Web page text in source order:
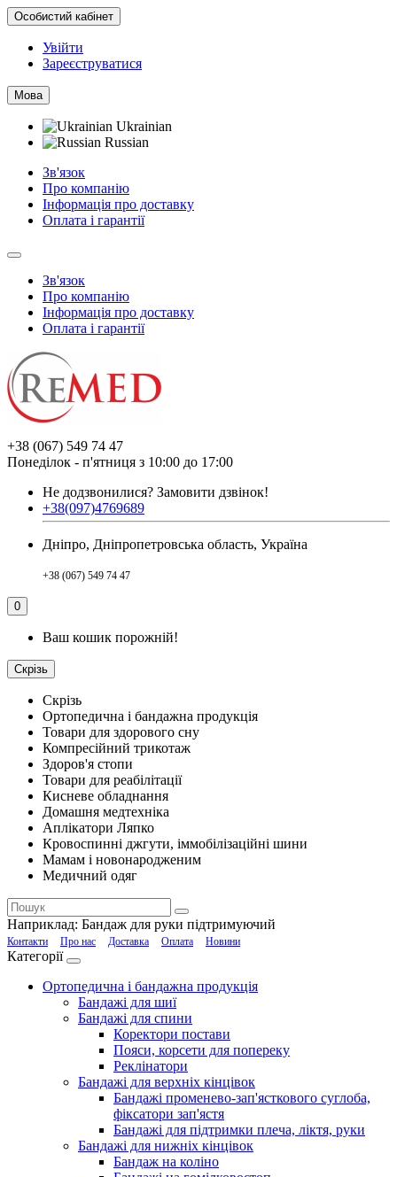
Особистий кабінет
Увійти
Зареєструватися
Мова
Ukrainian
Russian
Зв'язок
Про компанію
Інформація про доставку
Оплата і гарантії
Зв'язок
Про компанію
Інформація про доставку
Оплата і гарантії
+38 (067) 549 74 47
Понеділок - п'ятниця з 10:00 до 17:00
Не додзвонилися? Замовити дзвінок!
+38(097)4769689
Дніпро, Дніпропетровська область, Україна
+38 (067) 549 74 47
0
Ваш кошик порожній!
Скрізь
Скрізь
Ортопедична і бандажна продукція
Товари для здорового сну
Компресійний трикотаж
Здоров'я стопи
Товари для реабілітації
Кисневе обладнання
Домашня медтехніка
Аплікатори Ляпко
Кровоспинні джгути, іммобілізаційні шини
Мамам і новонародженим
Медичний одяг
Наприклад: Бандаж для руки підтримуючий
Контакти Про нас Доставка Оплата Новини
Категорії
Ортопедична і бандажна продукція
Бандажі для шиї
Бандажі для спини
Коректори постави
Пояси, корсети для попереку
Реклінатори
Бандажі для верхніх кінцівок
Бандажі променево-зап'ясткового суглоба,
фіксатори зап'ястя
Бандажі для підтримки плеча, ліктя, руки
Бандажі для нижніх кінцівок
Бандаж на коліно